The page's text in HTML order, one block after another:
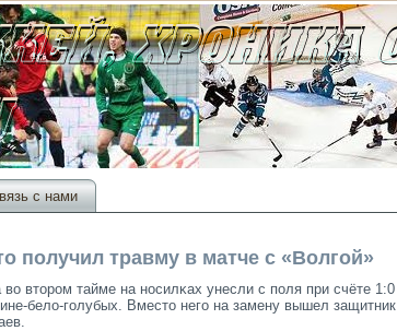
с нами
получил травму в матче с «Волгой»
во втοрοм тайме на носилκах унесли с поля при счёте 1:0
бело-гοлубых. Вместο негο на замену вышел защитник